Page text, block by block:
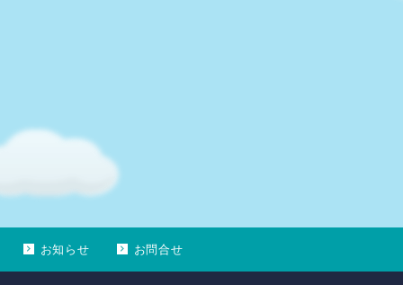
お知らせ お問合せ